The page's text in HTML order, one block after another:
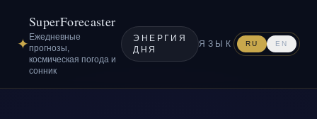
✦
SuperForecaster
Ежедневные
прогнозы,
космическая погода и
сонник
ЭНЕРГИЯ
ДНЯ
ЯЗЫК RU EN